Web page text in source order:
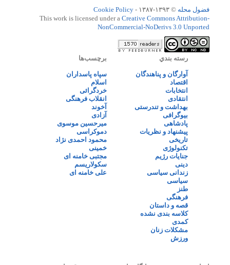
فضول محله © ۱۳۹۳-۱۳۸۷ -
Cookie Policy
This work is licensed under a Creative Commons Attribution-
NonCommercial-NoDerivs 3.0 Unported
رسته بندي
آوارگان و پناهندگان
اقتصاد
انتخابات
انتقادی
بهداشت و تندرستی
بیوگرافی
پادشاهی
پیشنهاد و نظریات
تاریخی
تکنولوژی
جنایات رژیم
دینی
زندانی سیاسی
سیاسی
طنز
فرهنگی
قصه و داستان
کلاسه بندی نشده
کمدی
مشکلات زنان
ورزش
برچسب‌ها
سپاه پاسداران
اسلام
خردگرائی
انقلاب فرهنگی
آخوند
آزادی
میرحسین موسوی
دموکراسی
محمود احمدی نژاد
خمینی
مجتبی خامنه ای
سکولاریسم
علی خامنه ای